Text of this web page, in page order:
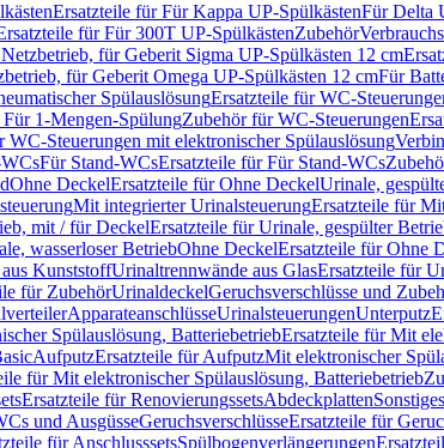
Ersatzteile für Für Kappa UP-SpülkästenFür Delta
für Für 300T UP-SpülkästenZubehör
für Geberit Sigma UP-Spülkästen 12 cm
für Geberit Omega UP-Spülkästen 12 cmFür
SpülauslösungErsatzteile für WC-
1-Mengen-SpülungZubehör für WC-Steuerungen
WC-Steuerungen mit elektronischer Spülauslösung
Für Stand-WCsErsatzteile für Für Stand-WCs
Ohne DeckelErsatzteile für Ohne DeckelUrinale,
Mit integrierter UrinalsteuerungErsatzteile für
mit / für DeckelErsatzteile für Urinale, gespülter
wasserloser BetriebOhne DeckelErsatzteile für Ohne
KunststoffUrinaltrennwände aus GlasErsatzteile für
für ZubehörUrinaldeckelGeruchsverschlüsse und
ApparateanschlüsseUrinalsteuerungenUnterputz
Spülauslösung, BatteriebetriebErsatzteile für Mit
AufputzErsatzteile für AufputzMit elektronischer
für Mit elektronischer Spülauslösung, Batteriebetrieb
Ersatzteile für RenovierungssetsAbdeckplatten
und AusgüsseGeruchsverschlüsseErsatzteile für
für AnschlusssetsSpülbogenverlängerungen